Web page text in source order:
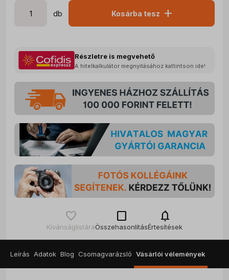
db Kosárba tesz add
Részletre is megvehető
A hitelkalkulátor megnyitásához kattintson ide!
Kívánságlistára
check_box_outline_blank
Összehasonlítás
notifications
Értesítések
Leírás Adatok Blog Csomagvarázsló Vásárlói vélemények